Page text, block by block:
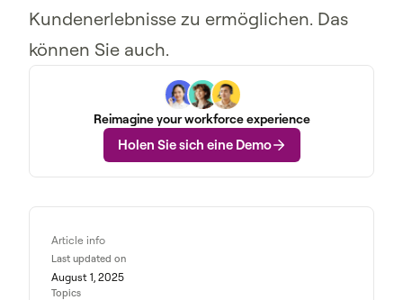
Kundenerlebnisse zu ermöglichen. Das
können Sie auch.
Reimagine your workforce experience
Holen Sie sich eine Demo
Article info
Last updated on
August 1, 2025
Topics